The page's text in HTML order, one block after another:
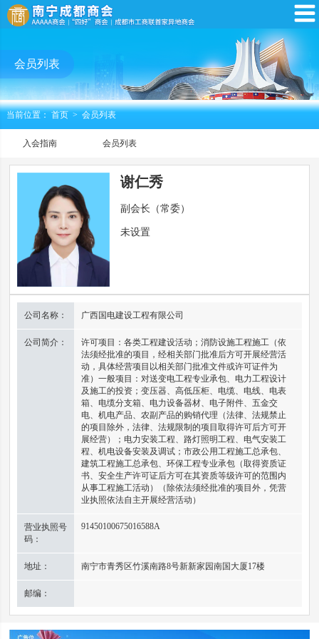
会员列表
当前位置： 首页> 会员列表
入会指南 会员列表
谢仁秀
副会长（常委）
未设置
公司名称： 广西国电建设工程有限公司
公司简介：
许可项目：各类工程建设活动；消防设施工程施工（依
法须经批准的项目，经相关部门批准后方可开展经营活
动，具体经营项目以相关部门批准文件或许可证件为
准）一般项目：对送变电工程专业承包、电力工程设计
及施工的投资；变压器、高低压柜、电缆、电线、电表
箱、电缆分支箱、电力设备器材、电子附件、五金交
电、机电产品、农副产品的购销代理（法律、法规禁止
的项目除外，法律、法规限制的项目取得许可后方可开
展经营）；电力安装工程、路灯照明工程、电气安装工
程、机电设备安装及调试；市政公用工程施工总承包、
建筑工程施工总承包、环保工程专业承包（取得资质证
书、安全生产许可证后方可在其资质等级许可的范围内
从事工程施工活动）（除依法须经批准的项目外，凭营
业执照依法自主开展经营活动）
营业执照号
码：
91450100675016588A
地址： 南宁市青秀区竹溪南路8号新新家园南国大厦17楼
邮编：